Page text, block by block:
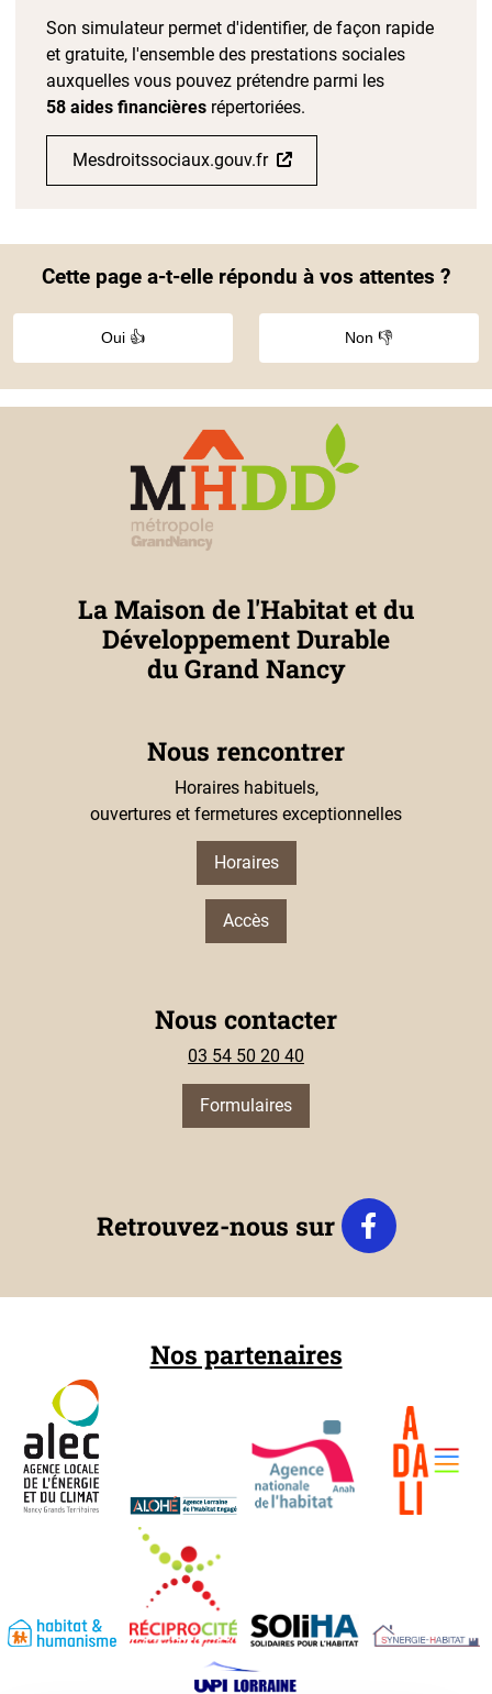
Son simulateur permet d'identifier, de façon rapide
et gratuite, l'ensemble des prestations sociales
auxquelles vous pouvez prétendre parmi les
58 aides financières répertoriées.
Mesdroitssociaux.gouv.fr
Cette page a-t-elle répondu à vos attentes ?
Oui 👍 Non 👎
La Maison de l'Habitat et du
Développement Durable
du Grand Nancy
Nous rencontrer
Horaires habituels,
ouvertures et fermetures exceptionnelles
Horaires
Accès
Nous contacter
03 54 50 20 40
Formulaires
Retrouvez-nous sur
Nos partenaires